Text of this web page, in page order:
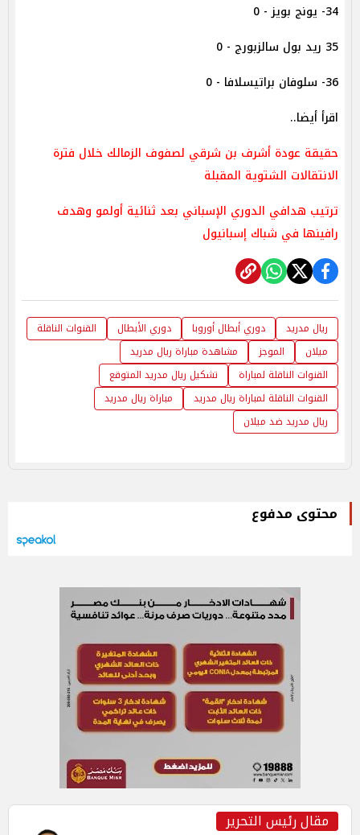
34- يونج بويز - 0
35 ريد بول سالزبورج - 0
36- سلوفان براتيسلافا - 0
اقرأ أيضا..
حقيقة عودة أشرف بن شرقي لصفوف الزمالك خلال فترة
الانتقالات الشتوية المقبلة
ترتيب هدافي الدوري الإسباني بعد ثنائية أولمو وهدف
رافينها في شباك إسبانيول
ريال مدريد دوري أبطال أوروبا دوري الأبطال
القنوات الناقلة
ميلان
الموجز
مشاهدة مباراة ريال مدريد
القنوات الناقلة لمباراة
تشكيل ريال مدريد المتوقع
القنوات الناقلة لمباراة ريال مدريد
مباراة ريال مدريد
ريال مدريد ضد ميلان
محتوى مدفوع
مقال رئيس التحرير